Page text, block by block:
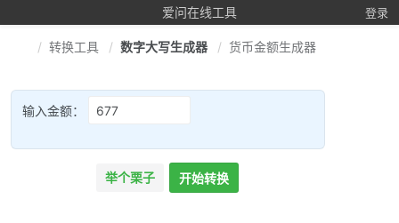
爱问在线工具 登录
转换工具 数字大写生成器 货币金额生成器
输入金额：
举个栗子 开始转换